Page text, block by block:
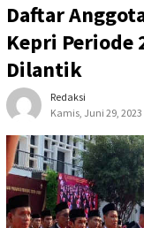
Daftar
Kepri Periode
Dilantik
Redaksi
Kamis, Juni 29,